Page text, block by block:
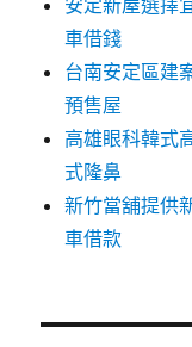
安定新屋選擇
車借錢
台南安定區建
預售屋
高雄眼科韓式
式隆鼻
新竹當舖提供
車借款